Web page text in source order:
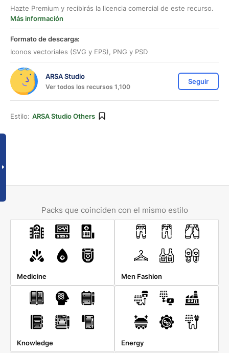
Hazte Premium y recibirás la licencia comercial de este recurso.
Más información
Formato de descarga:
Iconos vectoriales (SVG y EPS), PNG y PSD
ARSA Studio
Ver todos los recursos 1,100
Seguir
Estilo: ARSA Studio Others
Packs que coinciden con el mismo estilo
Medicine Men Fashion
Knowledge Energy